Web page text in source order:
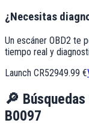
¿Necesitas
Un escáner OBD2 te
tiempo real y
Launch CR52949.99 €
🔎
B0097